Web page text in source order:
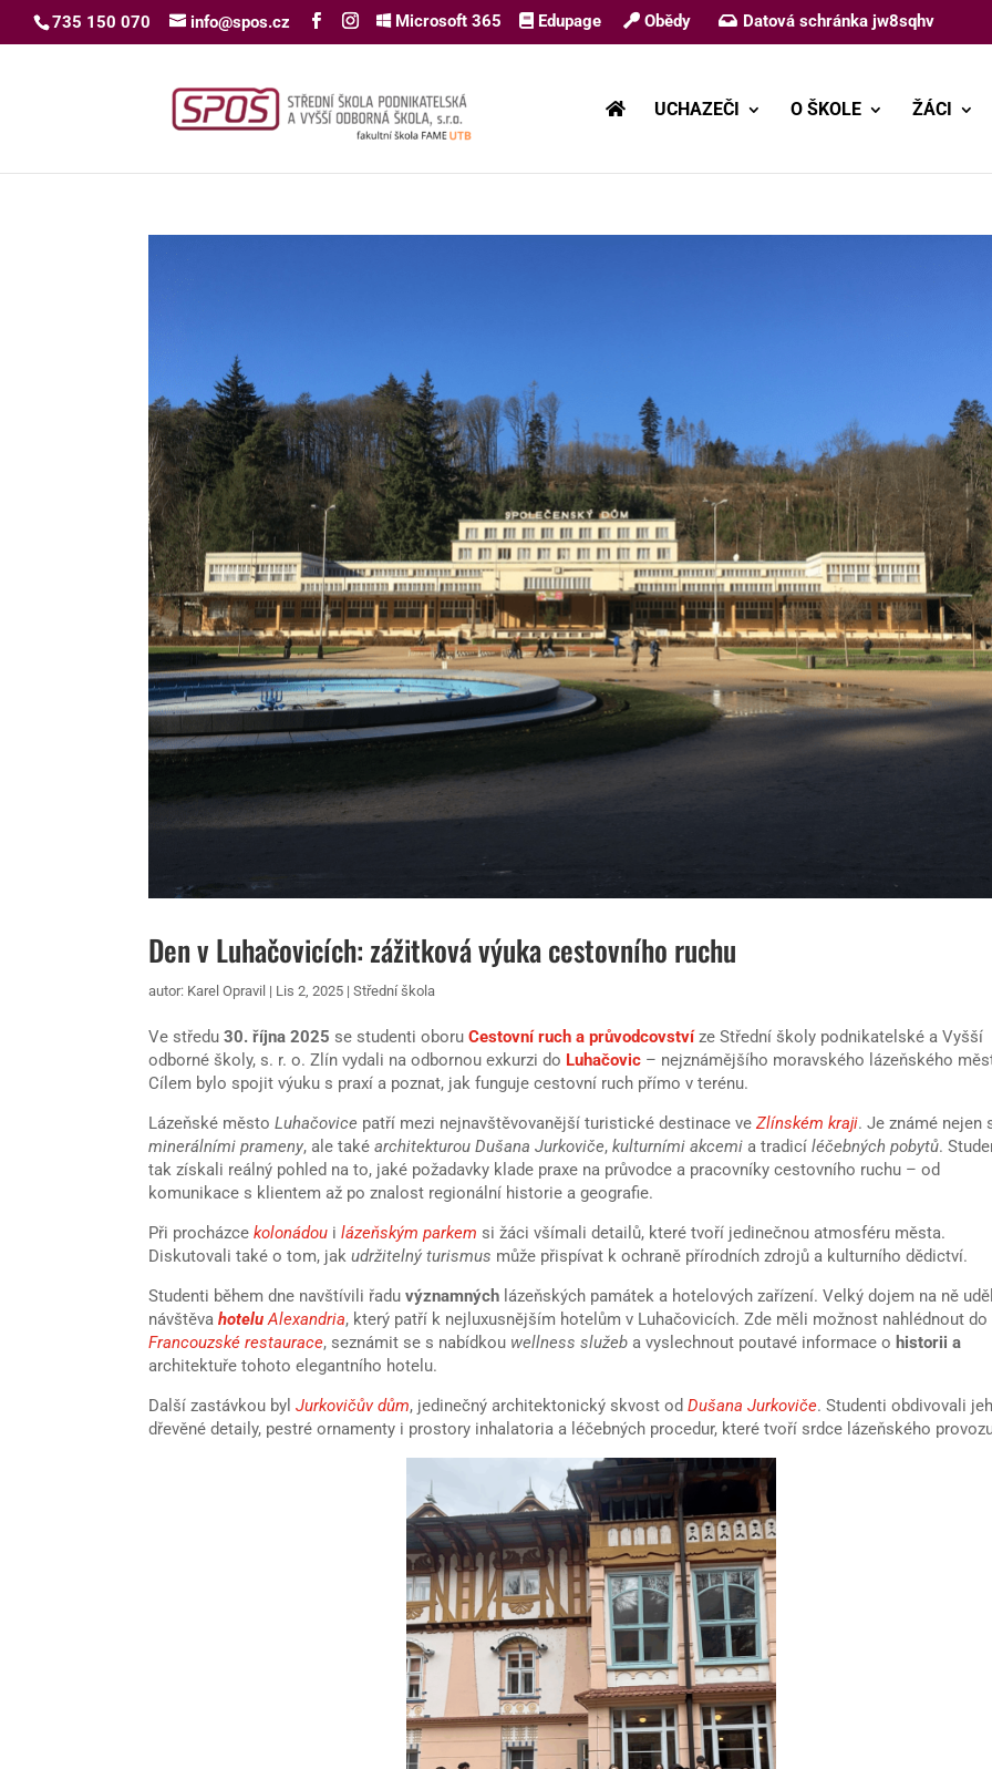
735 150 070 info@spos.cz Microsoft 365 Edupage Obědy Datová schránka jw8sqhv
UCHAZEČI O ŠKOLE ŽÁCI
Den v Luhačovicích: zážitková výuka cestovního ruchu
autor: Karel Opravil | Lis 2, 2025 |Střední škola
Ve středu30. října 2025 se studenti oboruCestovní ruch a průvodcovstvíze Střední školy podnikatelské a Vyšší
odborné školy, s. r. o. Zlín vydali na odbornou exkurzi do Luhačovic – nejznámějšího moravského lázeňského
Cílem bylo spojit výuku s praxí a poznat, jak funguje cestovní ruch přímo v terénu.
Lázeňské městoLuhačovice patří mezi nejnavštěvovanější turistické destinace veZlínském kraji. Je známé nejen
minerálními prameny, ale takéarchitekturou Dušana Jurkoviče,kulturními akcemi a tradicíléčebných pobytů.
tak získali reálný pohled na to, jaké požadavky klade praxe na průvodce a pracovníky cestovního ruchu – od
komunikace s klientem až po znalost regionální historie a geografie.
Při procházcekolonádou ilázeňským parkem si žáci všímali detailů, které tvoří jedinečnou atmosféru města.
Diskutovali také o tom, jakudržitelný turismus může přispívat k ochraně přírodních zdrojů a kulturního dědictví.
Studenti během dne navštívili řaduvýznamných lázeňských památek a hotelových zařízení. Velký dojem na ně
návštěvahoteluAlexandria, který patří k nejluxusnějším hotelům v Luhačovicích. Zde měli možnost nahlédnout do
Francouzské restaurace, seznámit se s nabídkou wellness služeb a vyslechnout poutavé informace o historii a
architektuře tohoto elegantního hotelu.
Další zastávkou bylJurkovičův dům, jedinečný architektonický skvost odDušana Jurkoviče. Studenti obdivovali
dřevěné detaily, pestré ornamenty i prostory inhalatoria a léčebných procedur, které tvoří srdce lázeňského